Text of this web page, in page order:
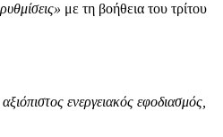
με τη βοήθεια του τρίτου
ενεργειακός εφοδιασμός,